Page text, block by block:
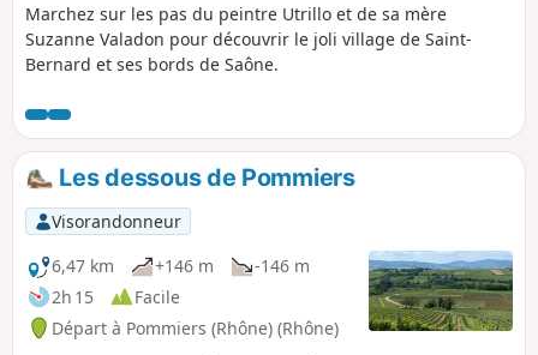
Marchez sur les pas du peintre Utrillo et de sa mère
Suzanne Valadon pour découvrir le joli village de Saint-
Bernard et ses bords de Saône.
Les dessous de Pommiers
Visorandonneur
6,47 km
+146 m
-146 m
2h 15
Facile
Départ à Pommiers (Rhône) (Rhône)